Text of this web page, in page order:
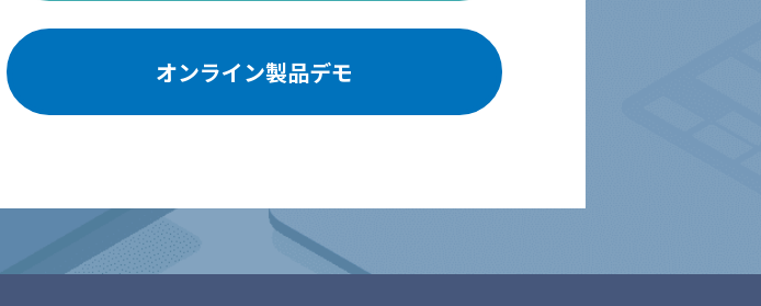
オンライン製品デモ